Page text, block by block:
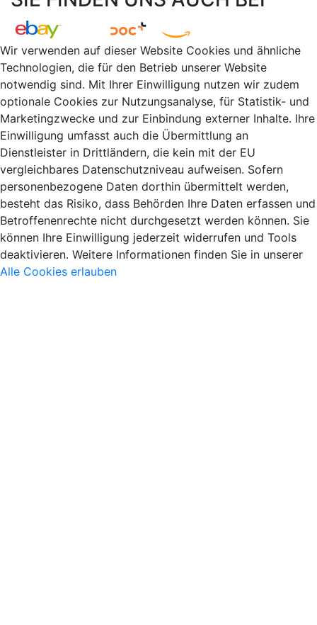
Wir verwenden auf dieser Website Cookies und ähnliche
Technologien, die für den Betrieb unserer Website
notwendig sind. Mit Ihrer Einwilligung nutzen wir zudem
optionale Cookies zur Nutzungsanalyse, für Statistik- und
Marketingzwecke und zur Einbindung externer Inhalte. Ihre
Einwilligung umfasst auch die Übermittlung an
Dienstleister in Drittländern, die kein mit der EU
vergleichbares Datenschutzniveau aufweisen. Sofern
personenbezogene Daten dorthin übermittelt werden,
besteht das Risiko, dass Behörden Ihre Daten erfassen und
Betroffenenrechte nicht durchgesetzt werden können. Sie
können Ihre Einwilligung jederzeit widerrufen und Tools
deaktivieren. Weitere Informationen finden Sie in unserer
Alle Cookies erlauben